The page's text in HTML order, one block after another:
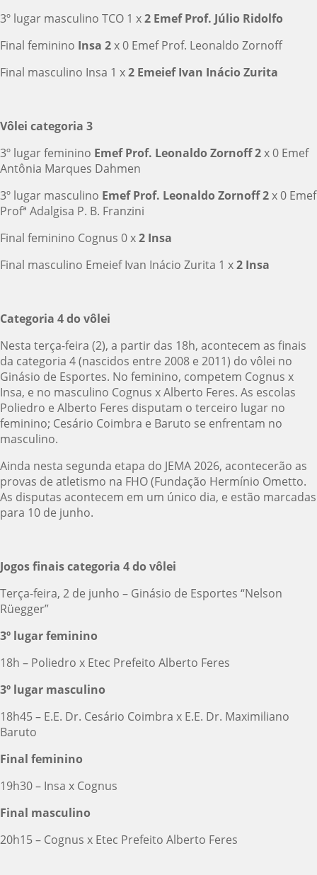
3º lugar masculino TCO 1 x2 Emef Prof. Júlio Ridolfo
Final feminino Insa 2x 0 Emef Prof. Leonaldo Zornoff
Final masculino Insa 1 x2 Emeief Ivan Inácio Zurita
Vôlei categoria 3
3º lugar feminino Emef Prof. Leonaldo Zornoff 2x 0 Emef
Antônia Marques Dahmen
3º lugar masculino Emef Prof. Leonaldo Zornoff 2x 0 Emef
Profª Adalgisa P. B. Franzini
Final feminino Cognus 0 x2 Insa
Final masculino Emeief Ivan Inácio Zurita 1 x2 Insa
Categoria 4 do vôlei
Nesta terça-feira (2), a partir das 18h, acontecem as finais
da categoria 4 (nascidos entre 2008 e 2011) do vôlei no
Ginásio de Esportes. No feminino, competem Cognus x
Insa, e no masculino Cognus x Alberto Feres. As escolas
Poliedro e Alberto Feres disputam o terceiro lugar no
feminino; Cesário Coimbra e Baruto se enfrentam no
masculino.
Ainda nesta segunda etapa do JEMA 2026, acontecerão as
provas de atletismo na FHO (Fundação Hermínio Ometto.
As disputas acontecem em um único dia, e estão marcadas
para 10 de junho.
Jogos finais categoria 4 do vôlei
Terça-feira, 2 de junho – Ginásio de Esportes “Nelson
Rüegger”
3º lugar feminino
18h – Poliedro x Etec Prefeito Alberto Feres
3º lugar masculino
18h45 – E.E. Dr. Cesário Coimbra x E.E. Dr. Maximiliano
Baruto
Final feminino
19h30 – Insa x Cognus
Final masculino
20h15 – Cognus x Etec Prefeito Alberto Feres